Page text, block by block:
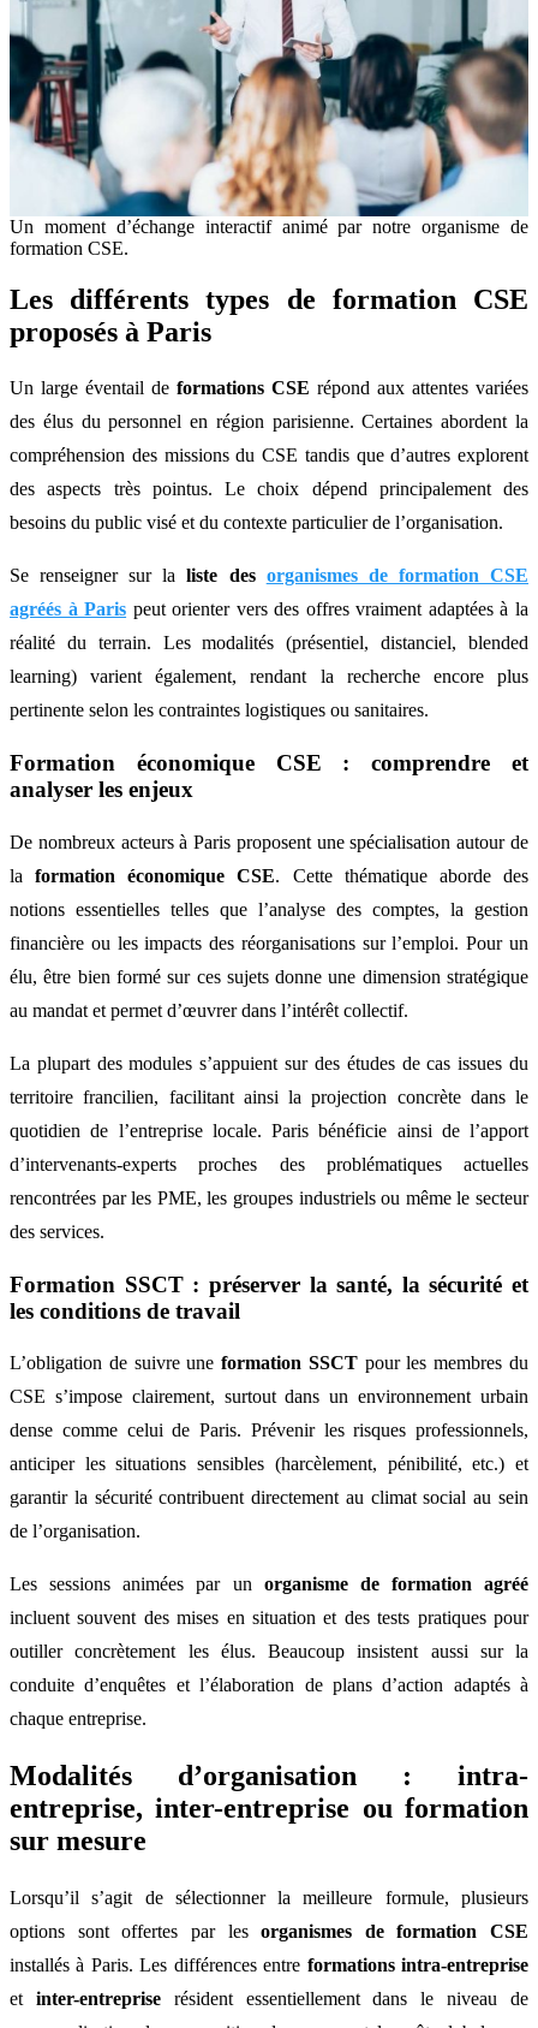
Un moment d’échange interactif animé par notre organisme de
formation CSE.
Les différents types de formation CSE
proposés à Paris
Un large éventail de formations CSE répond aux attentes variées
des élus du personnel en région parisienne. Certaines abordent la
compréhension des missions du CSE tandis que d’autres explorent
des aspects très pointus. Le choix dépend principalement des
besoins du public visé et du contexte particulier de l’organisation.
Se renseigner sur laliste des organismes de formation CSE
agréés à Paris peut orienter vers des offres vraiment adaptées à la
réalité du terrain. Les modalités (présentiel, distanciel, blended
learning) varient également, rendant la recherche encore plus
pertinente selon les contraintes logistiques ou sanitaires.
Formation économique CSE : comprendre et
analyser les enjeux
De nombreux acteurs à Paris proposent une spécialisation autour de
laformation économique CSE. Cette thématique aborde des
notions essentielles telles que l’analyse des comptes, la gestion
financière ou les impacts des réorganisations sur l’emploi. Pour un
élu, être bien formé sur ces sujets donne une dimension stratégique
au mandat et permet d’œuvrer dans l’intérêt collectif.
La plupart des modules s’appuient sur des études de cas issues du
territoire francilien, facilitant ainsi la projection concrète dans le
quotidien de l’entreprise locale. Paris bénéficie ainsi de l’apport
d’intervenants-experts proches des problématiques actuelles
rencontrées par les PME, les groupes industriels ou même le secteur
des services.
Formation SSCT : préserver la santé, la sécurité et
les conditions de travail
L’obligation de suivre uneformation SSCTpour les membres du
CSE s’impose clairement, surtout dans un environnement urbain
dense comme celui de Paris. Prévenir les risques professionnels,
anticiper les situations sensibles (harcèlement, pénibilité, etc.) et
garantir la sécurité contribuent directement au climat social au sein
de l’organisation.
Les sessions animées par un organisme de formation agréé
incluent souvent des mises en situation et des tests pratiques pour
outiller concrètement les élus. Beaucoup insistent aussi sur la
conduite d’enquêtes et l’élaboration de plans d’action adaptés à
chaque entreprise.
Modalités d’organisation : intra-
entreprise, inter-entreprise ou formation
sur mesure
Lorsqu’il s’agit de sélectionner la meilleure formule, plusieurs
options sont offertes par lesorganismes de formation CSE
installés à Paris. Les différences entre formations intra-entreprise
et inter-entrepriserésident essentiellement dans le niveau de